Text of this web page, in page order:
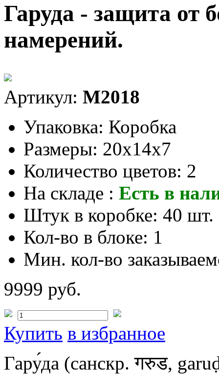
Гаруда - защита от
намерений.
Артикул: M2018
Упаковка: Коробка
Размеры: 20x14x7
Количество цветов: 2
На складе : Есть в
Штук в коробке: 40 шт.
Кол-во в блоке: 1
Мин. кол-во
9999 руб.
Купить в избранное
Гару́да (санскр. गरुड,